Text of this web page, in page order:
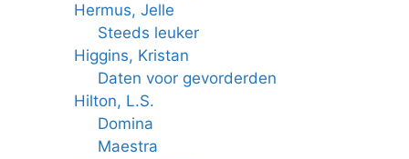
Hermus, Jelle
Steeds leuker
Higgins, Kristan
Daten voor gevorderden
Hilton, L.S.
Domina
Maestra